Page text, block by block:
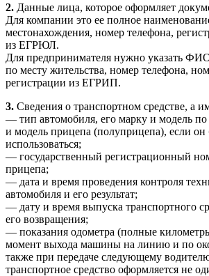
2. Данные лица, которое оформляет
Для компании это ее полное
местонахождения, номер телефона,
из ЕГРЮЛ.
Для предпринимателя нужно указать
по месту жительства, номер телефона,
регистрации из ЕГРИП.
3. Сведения о транспортном средстве, а
— тип автомобиля, его марку и модель
и модель прицепа (полуприцепа), если он
использоваться;
— государственный регистрационный
прицепа;
— дата и время проведения контроля
автомобиля и его результат;
— дату и время выпуска транспортного
его возвращения;
— показания одометра (полные
момент выхода машины на линию и по
также при передаче следующему
транспортное средство оформляется не